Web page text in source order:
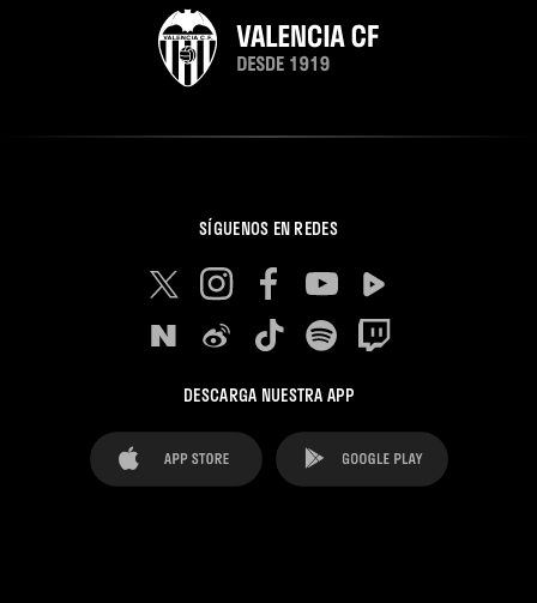
SÍGUENOS EN REDES
DESCARGA NUESTRA APP